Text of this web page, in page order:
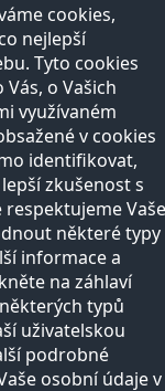
cookies,
nejlepší
Tyto cookies
o Vašich
využívaném
v cookies
identifikovat,
zkušenost s
Vaše
některé typy
informace a
na záhlaví
typů
uživatelskou
podrobné
osobní údaje v